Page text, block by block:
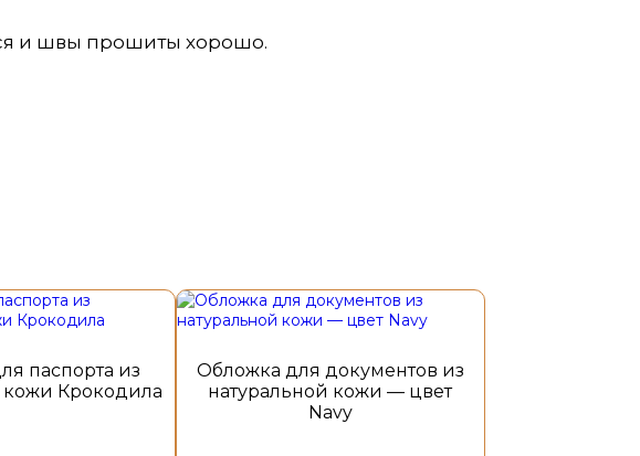
и швы прошиты хорошо.
паспорта из
кожи Крокодила
Обложка для документов из
натуральной кожи — цвет
Navy
Этот
товар
несколько
вариаций.
Опции